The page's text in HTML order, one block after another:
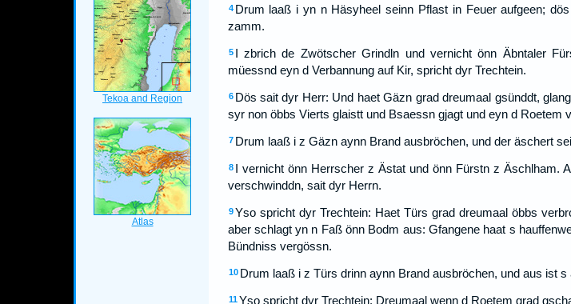
4 Drum laaß i yn n Häsyheel seinn Pflast in Feuer aufgeen;
zamm.
5 I zbrich de Zwötscher Grindln und vernicht önn Äbntaler
müessnd eyn d Verbannung auf Kir, spricht dyr Trechtein.
6 Dös sait dyr Herr: Und haet Gäzn grad dreumaal gsünddt,
syr non öbbs Vierts glaistt und Bsaessn gjagt und eyn d Roetem
7 Drum laaß i z Gäzn aynn Brand ausbröchen, und der äschert
8 I vernicht önn Herrscher z Ästat und önn Fürstn z Äschlham.
verschwinddn, sait dyr Herrn.
9 Yso spricht dyr Trechtein: Haet Türs grad dreumaal öbbs
aber schlagt yn n Faß önn Bodm aus: Gfangene haat s
Bündniss vergössn.
10 Drum laaß i z Türs drinn aynn Brand ausbröchen, und aus ist s
11 Yso spricht dyr Trechtein: Dreumaal wenn d Roetem grad